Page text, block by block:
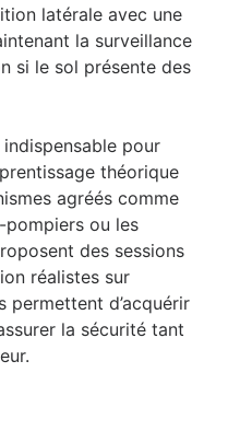
latérale avec une
la surveillance
si le sol présente des
pour
théorique
agréés comme
pompiers ou les
des sessions
réalistes sur
permettent d’acquérir
la sécurité tant